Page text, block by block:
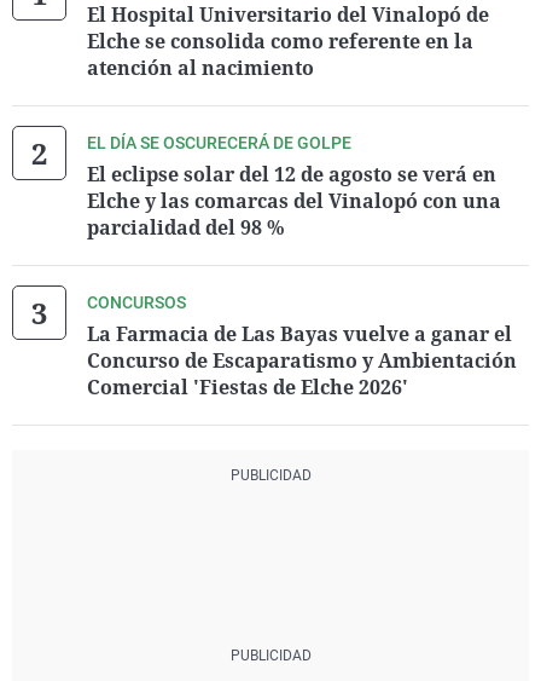
El Hospital Universitario del Vinalopó de
Elche se consolida como referente en la
atención al nacimiento
EL DÍA SE OSCURECERÁ DE GOLPE
El eclipse solar del 12 de agosto se verá en
Elche y las comarcas del Vinalopó con una
parcialidad del 98 %
CONCURSOS
La Farmacia de Las Bayas vuelve a ganar el
Concurso de Escaparatismo y Ambientación
Comercial 'Fiestas de Elche 2026'